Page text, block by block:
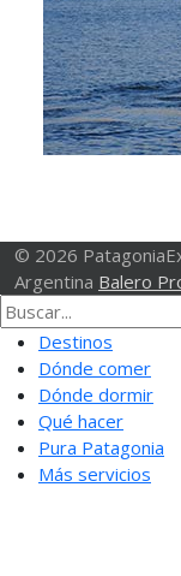
© 2026
Argentina Balero
Destinos
Dónde comer
Dónde dormir
Qué hacer
Pura Patagonia
Más servicios